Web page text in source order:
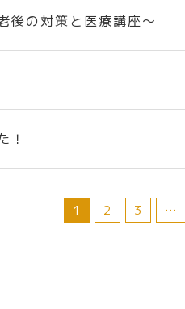
の対策と医療講座～
！
1 2 3 …